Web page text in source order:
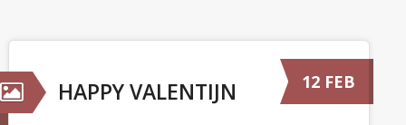
HAPPY VALENTIJN 12 FEB